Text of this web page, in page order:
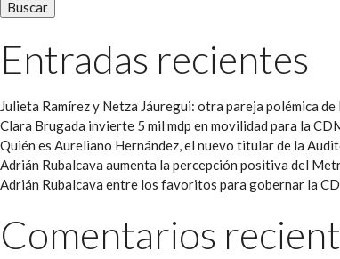
Entradas recientes
Julieta Ramírez y Netza Jáuregui: otra pareja polémica de
Clara Brugada invierte 5 mil mdp en movilidad para la
Quién es Aureliano Hernández, el nuevo titular de la
Adrián Rubalcava aumenta la percepción positiva del
Adrián Rubalcava entre los favoritos para gobernar la
Comentarios